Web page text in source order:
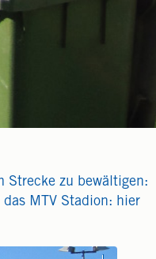
zu bewältigen:
MTV Stadion: hier